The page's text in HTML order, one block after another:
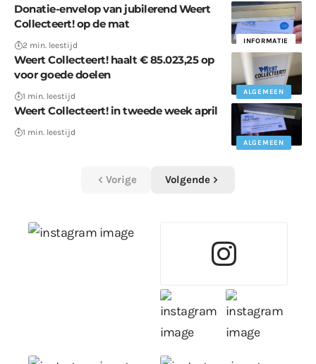
INFORMATIE
Donatie-envelop van jubilerend Weert
Collecteert! op de mat
2 min. leestijd
ALGEMEEN
Weert Collecteert! haalt € 85.023,25 op
voor goede doelen
1 min. leestijd
ALGEMEEN
Weert Collecteert! in tweede week april
1 min. leestijd
Vorige Volgende